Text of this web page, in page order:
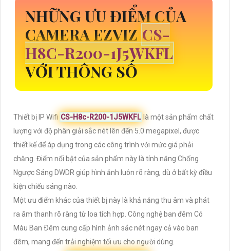
NHỮNG ƯU ĐIỂM CỦA
CAMERA EZVIZCS-
H8C-R200-1J5WKFL
VỚI THÔNG SỐ
Thiết bị IP Wifi CS-H8c-R200-1J5WKFL là một sản phẩm chất
lượng với độ phân giải sắc nét lên đến 5.0 megapixel, được
thiết kế để áp dụng trong các công trình với mức giá phải
chăng. Điểm nổi bật của sản phẩm này là tính năng Chống
Ngược Sáng DWDR giúp hình ảnh luôn rõ ràng, dù ở bất kỳ điều
kiện chiếu sáng nào.
Một ưu điểm khác của thiết bị này là khả năng thu âm và phát
ra âm thanh rõ ràng từ loa tích hợp. Công nghệ ban đêm Có
Màu Ban Ðêm cung cấp hình ảnh sắc nét ngay cả vào ban
đêm, mang đến trải nghiệm tối ưu cho người dùng.